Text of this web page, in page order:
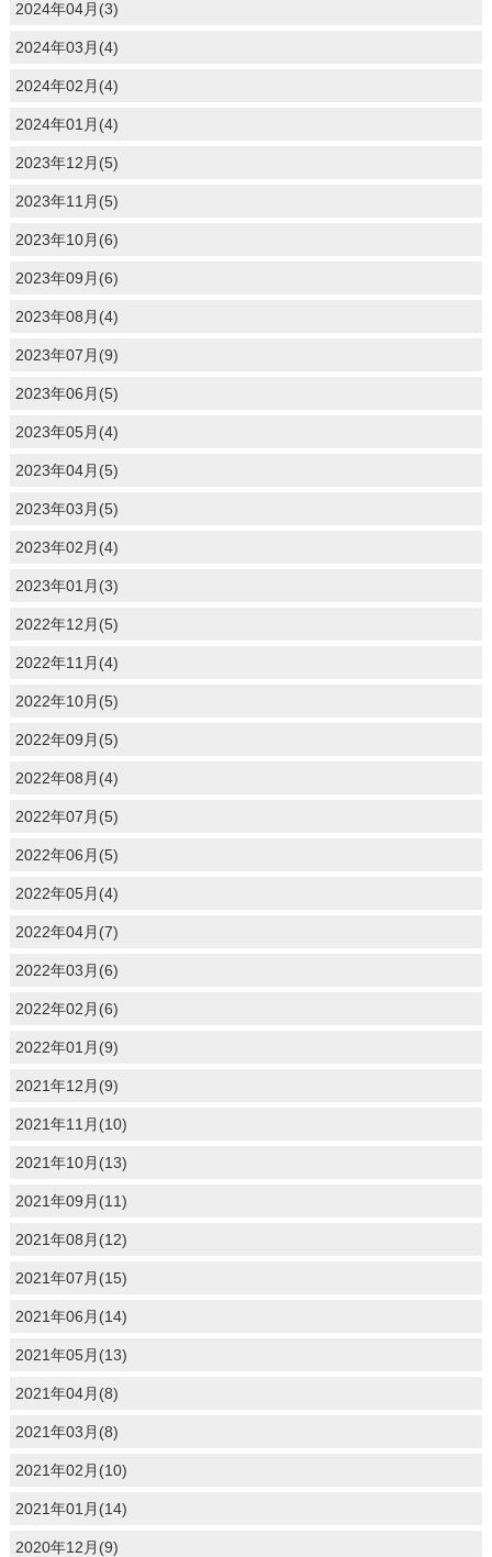
2024年04月(3)
2024年03月(4)
2024年02月(4)
2024年01月(4)
2023年12月(5)
2023年11月(5)
2023年10月(6)
2023年09月(6)
2023年08月(4)
2023年07月(9)
2023年06月(5)
2023年05月(4)
2023年04月(5)
2023年03月(5)
2023年02月(4)
2023年01月(3)
2022年12月(5)
2022年11月(4)
2022年10月(5)
2022年09月(5)
2022年08月(4)
2022年07月(5)
2022年06月(5)
2022年05月(4)
2022年04月(7)
2022年03月(6)
2022年02月(6)
2022年01月(9)
2021年12月(9)
2021年11月(10)
2021年10月(13)
2021年09月(11)
2021年08月(12)
2021年07月(15)
2021年06月(14)
2021年05月(13)
2021年04月(8)
2021年03月(8)
2021年02月(10)
2021年01月(14)
2020年12月(9)